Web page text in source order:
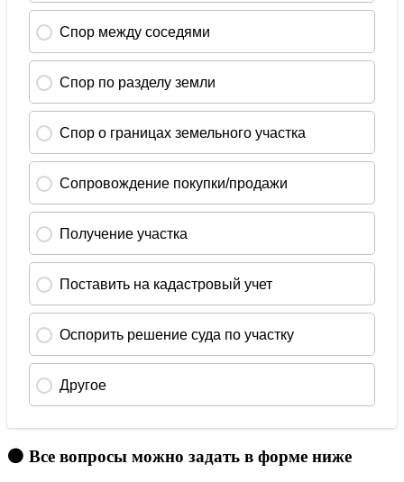
🟠 Все вопросы можно задать в форме ниже